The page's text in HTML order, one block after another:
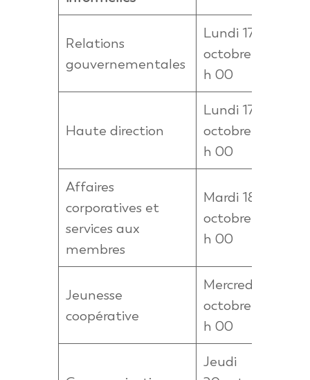
Relations
gouvernementales
Lundi 17
octobre à 19
h 00
Haute direction
Lundi 17
octobre à 19
h 00
Affaires
corporatives et
services aux
membres
Mardi 18
octobre à 19
h 00
Jeunesse
coopérative
Mercredi 19
octobre à 19
h 00
Jeudi